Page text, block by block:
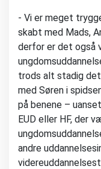
- Vi er meget
skabt med Mads,
derfor er det også
trods alt stadig
med Søren i
på benene –
EUD eller HF, der
andre